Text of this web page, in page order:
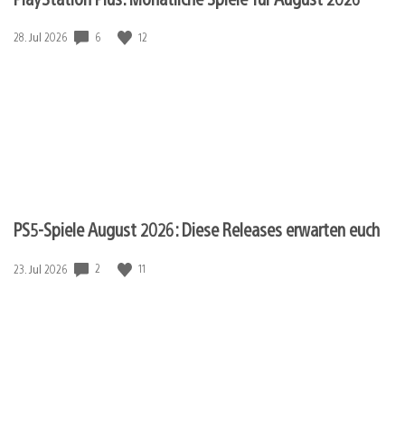
Veröffentlichungsdatum:
28. Jul 2026 6 12
PS5-Spiele August 2026: Diese Releases erwarten euch
Veröffentlichungsdatum:
23. Jul 2026 2 11